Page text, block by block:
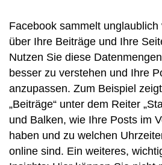
Facebook sammelt
über Ihre Beiträge und Ihre
Nutzen Sie diese
besser zu verstehen und Ihre
anzupassen. Zum Beispiel
„Beiträge“ unter dem Reiter
und Balken, wie Ihre Posts im
haben und zu welchen
online sind. Ein weiteres,